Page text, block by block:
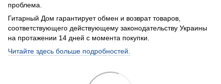
проблема.
Гитарный Дом гарантирует обмен и возврат товаров,
соответствующего действующему законодательству Украины
на протажении 14 дней с момента покупки.
Читайте здесь больше подробностей.